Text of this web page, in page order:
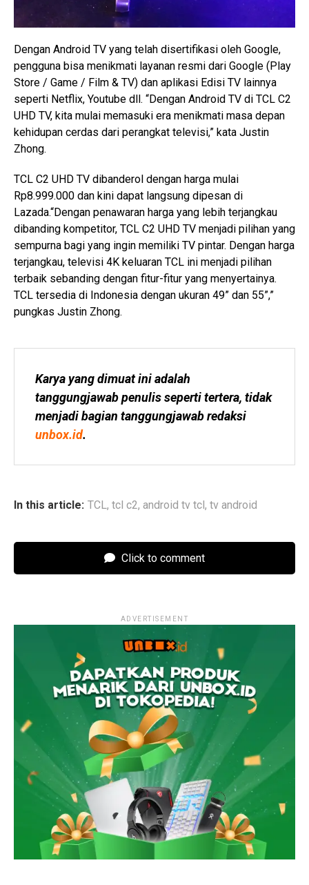
Dengan Android TV yang telah disertifikasi oleh Google,
pengguna bisa menikmati layanan resmi dari Google (Play
Store / Game / Film & TV) dan aplikasi Edisi TV lainnya
seperti Netflix, Youtube dll. “Dengan Android TV di TCL C2
UHD TV, kita mulai memasuki era menikmati masa depan
kehidupan cerdas dari perangkat televisi,” kata Justin
Zhong.
TCL C2 UHD TV dibanderol dengan harga mulai
Rp8.999.000 dan kini dapat langsung dipesan di
Lazada.“Dengan penawaran harga yang lebih terjangkau
dibanding kompetitor, TCL C2 UHD TV menjadi pilihan yang
sempurna bagi yang ingin memiliki TV pintar. Dengan harga
terjangkau, televisi 4K keluaran TCL ini menjadi pilihan
terbaik sebanding dengan fitur-fitur yang menyertainya.
TCL tersedia di Indonesia dengan ukuran 49” dan 55”,”
pungkas Justin Zhong.
Karya yang dimuat ini adalah
tanggungjawab penulis seperti tertera, tidak
unbox.id.
In this article: TCL, tcl c2, android tv tcl, tv android
Click to comment
ADVERTISEMENT